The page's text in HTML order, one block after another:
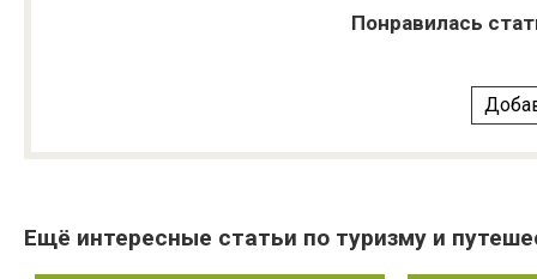
Понравилась
Ещё интересные статьи по туризму и